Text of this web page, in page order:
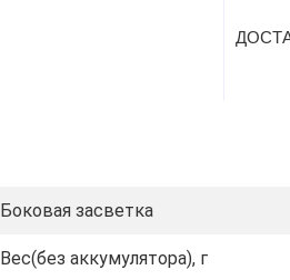
Боковая засветка
Вес(без аккумулятора), г